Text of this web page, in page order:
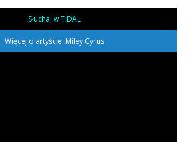
Słuchaj w TIDAL
Więcej o artyście: Miley Cyrus